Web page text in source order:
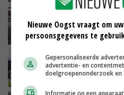
zeugen
VANDAAG, 06:19
Gemiddelde
juni
GISTEREN, 17:04
Nieuwe Oogst vraagt om
persoonsgegevens te
Gepersonaliseerde
advertentie- en
doelgroepenonderzoek
Informatie op een